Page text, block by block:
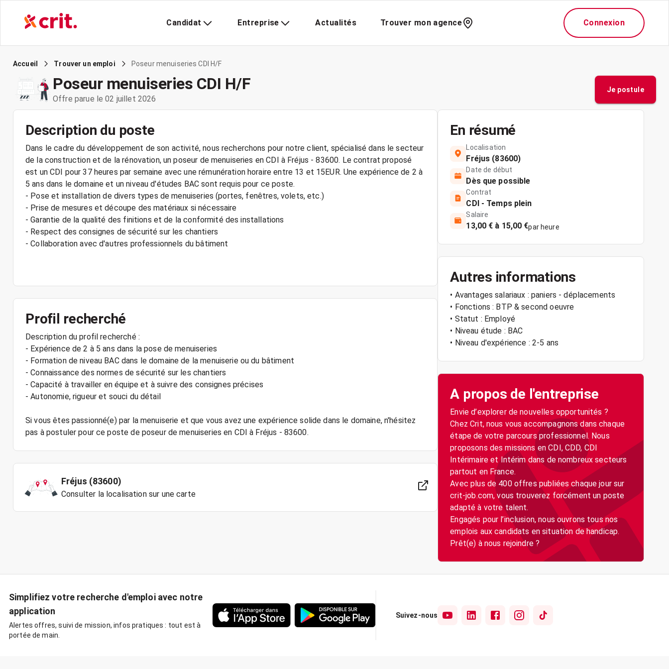
Candidat Entreprise Actualités Trouver mon agence Connexion
Accueil Trouver un emploi Poseur menuiseries CDI H/F
Poseur menuiseries CDI H/F
Offre parue le 02 juillet 2026
Je postule
Description du poste
Dans le cadre du développement de son activité, nous recherchons pour notre client, spécialisé dans le secteur
de la construction et de la rénovation, un poseur de menuiseries en CDI à Fréjus - 83600. Le contrat proposé
est un CDI pour 37 heures par semaine avec une rémunération horaire entre 13 et 15EUR. Une expérience de 2 à
5 ans dans le domaine et un niveau d'études BAC sont requis pour ce poste.
- Pose et installation de divers types de menuiseries (portes, fenêtres, volets, etc.)
- Prise de mesures et découpe des matériaux si nécessaire
- Garantie de la qualité des finitions et de la conformité des installations
- Respect des consignes de sécurité sur les chantiers
- Collaboration avec d'autres professionnels du bâtiment
Profil recherché
Description du profil recherché :
- Expérience de 2 à 5 ans dans la pose de menuiseries
- Formation de niveau BAC dans le domaine de la menuiserie ou du bâtiment
- Connaissance des normes de sécurité sur les chantiers
- Capacité à travailler en équipe et à suivre des consignes précises
- Autonomie, rigueur et souci du détail
Si vous êtes passionné(e) par la menuiserie et que vous avez une expérience solide dans le domaine, n'hésitez
Fréjus (83600)
Consulter la localisation sur une carte
En résumé
Localisation
Fréjus (83600)
Date de début
Dès que possible
Contrat
CDI - Temps plein
Salaire
13,00 € à 15,00 €par heure
Autres informations
• Avantages salariaux : paniers - déplacements
• Fonctions : BTP & second oeuvre
• Statut : Employé
• Niveau étude : BAC
• Niveau d'expérience : 2-5 ans
A propos de l'entreprise
Envie d’explorer de nouvelles opportunités ?
Chez Crit, nous vous accompagnons dans chaque
étape de votre parcours professionnel. Nous
proposons des missions en CDI, CDD, CDI
Intérimaire et Intérim dans de nombreux secteurs
partout en France.
Avec plus de 400 offres publiées chaque jour sur
crit-job.com, vous trouverez forcément un poste
adapté à votre talent.
Engagés pour l’inclusion, nous ouvrons tous nos
emplois aux candidats en situation de handicap.
Simplifiez votre recherche d'emploi avec notre
application
Alertes offres, suivi de mission, infos pratiques : tout est à
portée de main.
Suivez-nous